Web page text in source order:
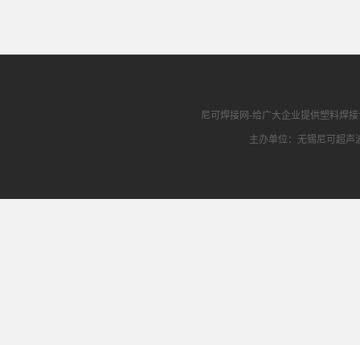
尼可焊接网-给广大企业提供塑料焊
主办单位：无锡尼可超